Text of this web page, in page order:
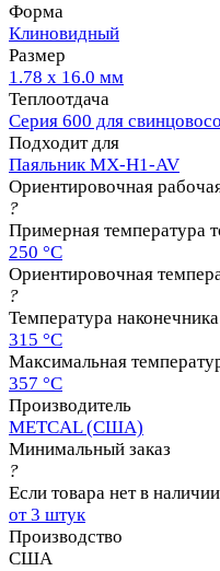
Форма
Клиновидный
Размер
1.78 х 16.0 мм
Теплоотдача
Серия 600 для
Подходит для
Паяльник MX-H1-AV
Ориентировочная
?
Примерная температура
250 °C
Ориентировочная
?
Температура
315 °C
Максимальная
357 °C
Производитель
METCAL (США)
Минимальный заказ
?
Если товара нет в наличии
от 3 штук
Производство
США